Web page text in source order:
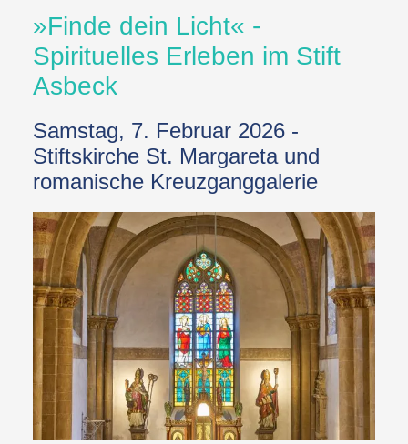
»Finde dein Licht« -
Spirituelles Erleben im Stift
Asbeck
Samstag, 7. Februar 2026 -
Stiftskirche St. Margareta und
romanische Kreuzganggalerie